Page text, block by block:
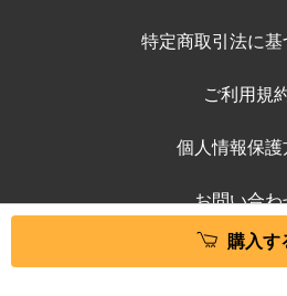
特定商取引法に基
ご利用規
個人情報保護
お問い合わ
購入す